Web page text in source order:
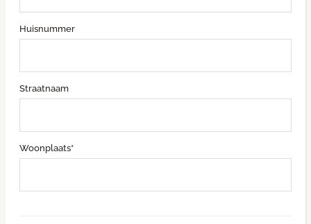
Huisnummer
Straatnaam
Woonplaats*